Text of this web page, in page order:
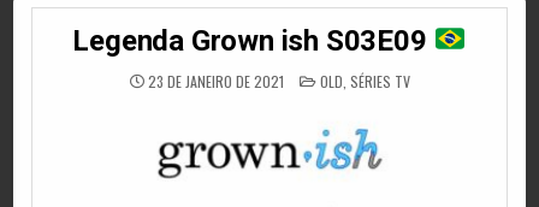
Legenda Grown ish S03E09
23 DE JANEIRO DE 2021 POSTED
IN
OLD SÉRIES TV